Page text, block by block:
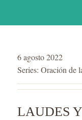
6 agosto 2022
Series: Oración de
LAUDES